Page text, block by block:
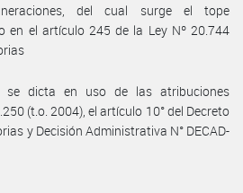
del cual surge el tope
en el artículo 245 de la Ley Nº 20.744
se dicta en uso de las atribuciones
(t.o. 2004), el artículo 10° del Decreto
y Decisión Administrativa N° DECAD-